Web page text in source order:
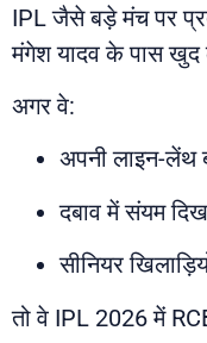
IPL जैसे बड़े मंच पर
मंगेश यादव के पास खुद
अगर वे:
अपनी लाइन-लेंथ
दबाव में संयम
सीनियर
तो वे IPL 2026 में